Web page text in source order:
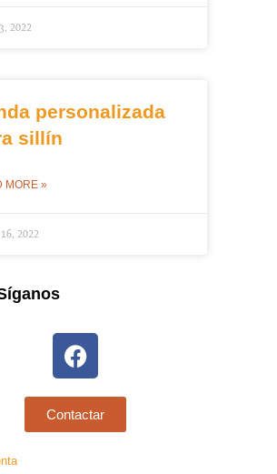
2022
personalizada
sillín
MORE »
2022
Contactar